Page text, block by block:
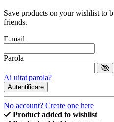
Save products on your wishlist to
friends.
E-mail
Parola
Ai uitat parola?
Autentificare
No account? Create one here
Product added to wishlist